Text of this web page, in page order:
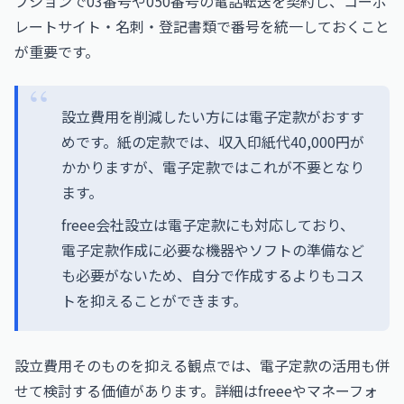
レートサイト・名刺・登記書類で番号を統一しておくこと
が重要です。
設立費用を削減したい方には電子定款がおすす
めです。紙の定款では、収入印紙代40,000円が
かかりますが、電子定款ではこれが不要となり
ます。
freee会社設立は電子定款にも対応しており、
電子定款作成に必要な機器やソフトの準備など
も必要がないため、自分で作成するよりもコス
トを抑えることができます。
設立費用そのものを抑える観点では、電子定款の活用も併
せて検討する価値があります。詳細はfreeeやマネーフォ